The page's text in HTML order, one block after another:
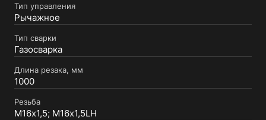
Тип управления
Рычажное
Тип сварки
Газосварка
Длина резака, мм
1000
Резьба
M16х1,5; M16х1,5LH